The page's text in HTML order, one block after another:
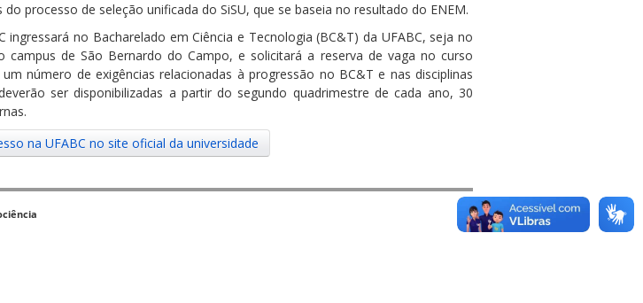
processo de seleção unificada do SiSU, que se baseia no resultado do ENEM.
ingressará no Bacharelado em Ciência e Tecnologia (BC&T) da UFABC, seja no
campus de São Bernardo do Campo, e solicitará a reserva de vaga no curso
número de exigências relacionadas à progressão no BC&T e nas disciplinas
ser disponibilizadas a partir do segundo quadrimestre de cada ano, 30
na UFABC no site oficial da universidade